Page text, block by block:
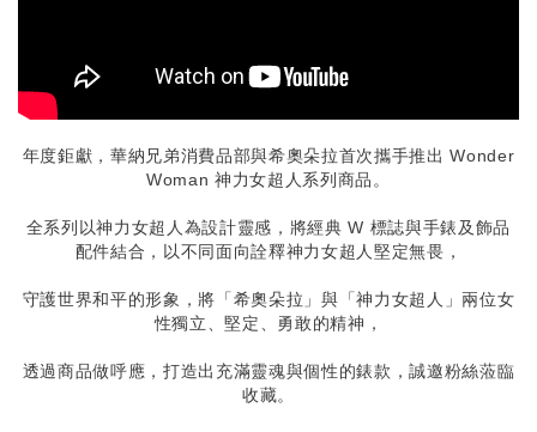
年度鉅獻，華納兄弟消費品部與希奧朵拉首次攜手推出 Wonder
Woman 神力女超人系列商品。
全系列以神力女超人為設計靈感，將經典 W 標誌與手錶及飾品
配件結合，以不同面向詮釋神力女超人堅定無畏，
守護世界和平的形象，將「希奧朵拉」與「神力女超人」兩位女
性獨立、堅定、勇敢的精神，
透過商品做呼應，打造出充滿靈魂與個性的錶款，誠邀粉絲蒞臨
收藏。